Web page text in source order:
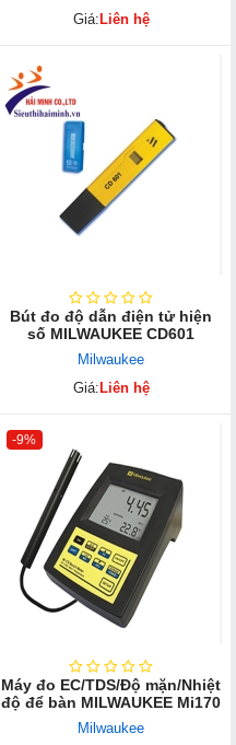
Giá: Liên hệ
Bút đo độ dẫn điện tử hiện
số MILWAUKEE CD601
Milwaukee
Giá: Liên hệ
-9%
Máy đo EC/TDS/Độ mặn/Nhiệt
độ để bàn MILWAUKEE Mi170
Milwaukee